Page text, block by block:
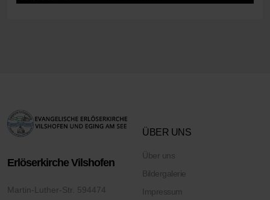
Erlöserkirche Vilshofen
Martin-Luther-Str. 594474
ÜBER UNS
Über uns
Bildergalerie
Impressum